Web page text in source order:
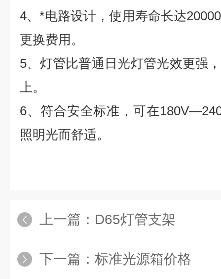
4、*电路设计，使用寿命长达20000
更换费用。
5、灯管比普通日光灯管光效更强
上。
6、符合安全标准，可在
照明光而舒适。
上一篇： D65灯管支架
下一篇： 标准光源箱价格